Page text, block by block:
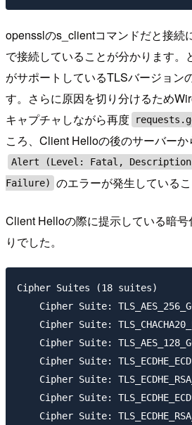
opensslのs_clientコマンドだと接続
で接続していることが分かります。
がサポートしているTLSバージョン
す。さらに原因を切り分けるため
キャプチャしながら再度
ころ、Client Helloの後のサーバー
Alert (Level: Fatal, Description:
Failure)
のエラーが発生しているこ
Client Helloの際に提示している暗
りでした。
Cipher Suites (18 suites)
Cipher Suite:
Cipher Suite:
Cipher Suite:
Cipher Suite:
Cipher Suite:
Cipher Suite:
Cipher Suite: